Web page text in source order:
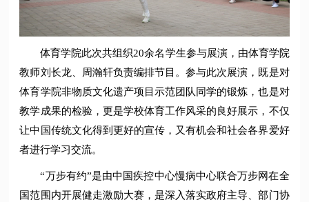
体育学院此次共组织20余名学生参与展演，由体育学院
教师刘长龙、周瀚轩负责编排节目。参与此次展演，既是对
体育学院非物质文化遗产项目示范团队同学的锻炼，也是对
教学成果的检验，更是学校体育工作风采的良好展示，不仅
让中国传统文化得到更好的宣传，又有机会和社会各界爱好
者进行学习交流。
“万步有约”是由中国疾控中心慢病中心联合万步网在全
国范围内开展健走激励大赛，是深入落实政府主导、部门协